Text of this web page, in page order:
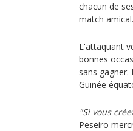
chacun de
match amical.
L'attaquant
bonnes
sans gagner.
Guinée
"Si vous
Peseiro